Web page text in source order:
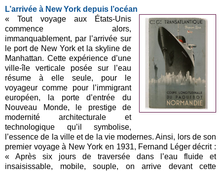
L’arrivée à New York depuis l’océan
« Tout voyage aux États-Unis
commence alors,
immanquablement, par l’arrivée sur
le port de New York et la skyline de
Manhattan. Cette expérience d’une
ville-île verticale posée sur l’eau
résume à elle seule, pour le
voyageur comme pour l’immigrant
européen, la porte d’entrée du
Nouveau Monde, le prestige de
modernité architecturale et
technologique qu’il symbolise,
l’essence de la ville et de la vie modernes. Ainsi, lors de son
premier voyage à New York en 1931, Fernand Léger décrit :
« Après six jours de traversée dans l’eau fluide et
insaisissable, mobile, souple, on arrive devant cette